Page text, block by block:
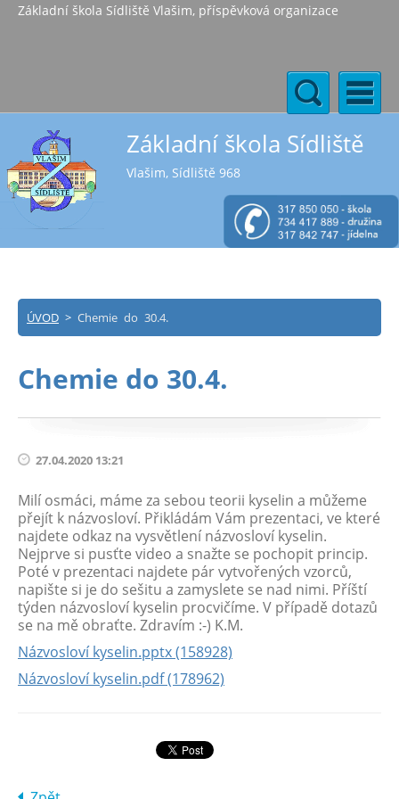
Základní škola Sídliště Vlašim, příspěvková organizace
Základní škola Sídliště
Vlašim, Sídliště 968
ÚVOD > Chemie do 30.4.
Chemie do 30.4.
27.04.2020 13:21
Milí osmáci, máme za sebou teorii kyselin a můžeme
přejít k názvosloví. Přikládám Vám prezentaci, ve které
najdete odkaz na vysvětlení názvosloví kyselin.
Nejprve si pusťte video a snažte se pochopit princip.
Poté v prezentaci najdete pár vytvořených vzorců,
napište si je do sešitu a zamyslete se nad nimi. Příští
týden názvosloví kyselin procvičíme. V případě dotazů
se na mě obraťte. Zdravím :-) K.M.
Názvosloví kyselin.pptx (158928)
Názvosloví kyselin.pdf (178962)